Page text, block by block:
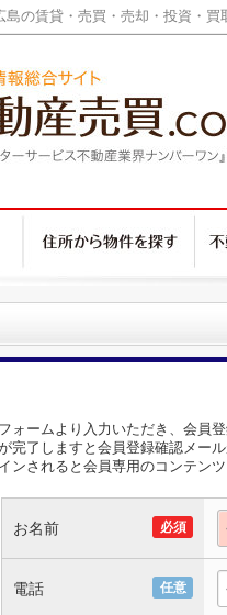
島の賃貸・売買・売却・投資・
ォームより入力いただき、会員登
完了しますと会員登録確認メー
ンされると会員専用のコンテン
お名前 必須
電話 任意